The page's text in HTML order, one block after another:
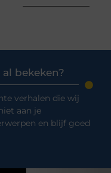
bekeken?
verhalen die wij
aan je
en blijf goed